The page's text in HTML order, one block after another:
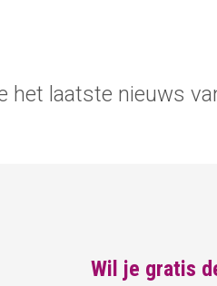
het laatste nieuws
Wil je gratis